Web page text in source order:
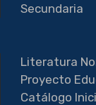
Secundaria
Literatura
Proyecto
Catálogo